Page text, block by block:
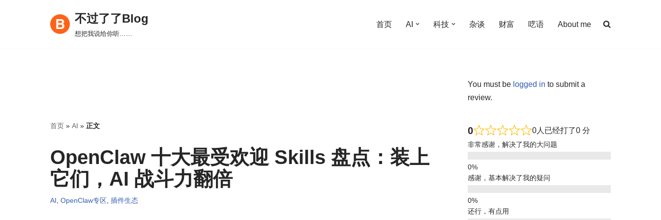
不过了了Blog
想把我说给你听……
首页 AI 科技 杂谈 财富 呓语 About me
首页 » AI » 正文
OpenClaw 十大最受欢迎 Skills 盘点：装上
它们，AI 战斗力翻倍
AI OpenClaw专区 插件生态
You must be logged in to submit a
review.
0 0人已经打了0 分
非常感谢，解决了我的大问题
感谢，基本解决了我的疑问
还行，有点用